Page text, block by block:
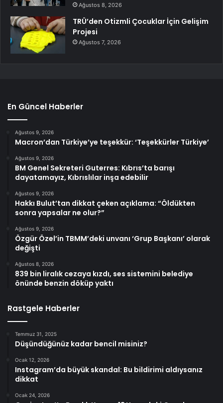
Ağustos 8, 2026
TRÜ’den Otizmli Çocuklar İçin Gelişim
Projesi
Ağustos 7, 2026
En Güncel Haberler
Ağustos 9, 2026
Macron’dan Türkiye’ye teşekkür: ‘Teşekkürler Türkiye’
Ağustos 9, 2026
BM Genel Sekreteri Guterres: Kıbrıs’ta barışı
dayatamayız, Kıbrıslılar inşa edebilir
Ağustos 9, 2026
Hakkı Bulut’tan dikkat çeken açıklama: “Öldükten
sonra yapsalar ne olur?”
Ağustos 9, 2026
Özgür Özel’in TBMM’deki unvanı ‘Grup Başkanı’ olarak
değişti
Ağustos 8, 2026
839 bin liralık cezaya kızdı, ses sistemini belediye
önünde benzin döküp yaktı
Rastgele Haberler
Temmuz 31, 2025
Düşündüğünüz kadar bencil misiniz?
Ocak 12, 2026
Instagram’da büyük skandal: Bu bildirimi aldıysanız
dikkat
Ocak 24, 2026